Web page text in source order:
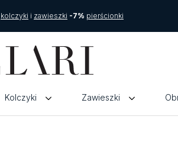
kolczyki i zawieszki -7% pierścionki
Kolczyki Zawieszki